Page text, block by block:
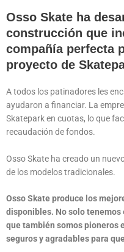
Osso Skate ha
construcción que
compañía perfecta
proyecto de
A todos los patinadores les
ayudaron a financiar. La
Skatepark en cuotas, lo que
recaudación de fondos.
Osso Skate ha creado un
de los modelos tradicionales.
Osso Skate produce los
disponibles. No solo tenemos
que también somos pioneros
seguros y agradables para